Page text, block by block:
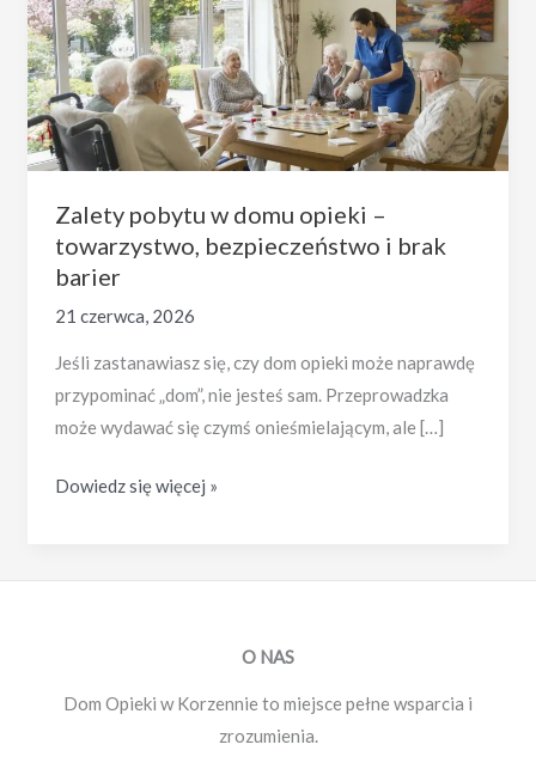
Zalety pobytu w domu opieki –
towarzystwo, bezpieczeństwo i brak
barier
21 czerwca, 2026
Jeśli zastanawiasz się, czy dom opieki może naprawdę
przypominać „dom”, nie jesteś sam. Przeprowadzka
może wydawać się czymś onieśmielającym, ale […]
Zalety
domu
bezpieczeństwo
Dowiedz się więcej »
O NAS
Dom Opieki w Korzennie to miejsce pełne wsparcia i
zrozumienia.